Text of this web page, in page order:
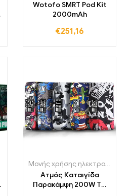
Wotofo SMRT Pod Kit
2000mAh
€251,16
Μονής χρήσης ηλεκτρονικάΜονής χρήσης ηλεκτρονικά τσιγάρα Πολωνία
Ατμός Καταιγίδα
Παρακάμψη 200W TC